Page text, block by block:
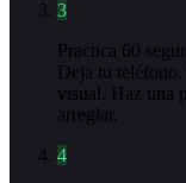
3
Practica 60
Deja tu
visual. Haz una
arreglar.
4